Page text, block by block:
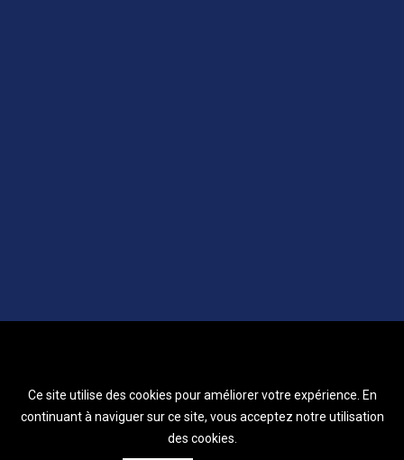
Ce site utilise des cookies pour améliorer votre expérience. En
continuant à naviguer sur ce site, vous acceptez notre utilisation
des cookies.